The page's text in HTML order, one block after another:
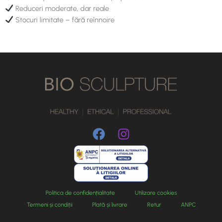
Reduceri moderate, dar reale
Stocuri limitate – fără reînnoire
Politica de confidențialitate
Utilizare cookies
Termeni și condiții
Plată și livrare Retur ANPC